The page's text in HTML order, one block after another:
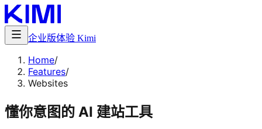
企业版体验 Kimi
Home/
Features/
Websites
懂你意图的 AI 建站工具